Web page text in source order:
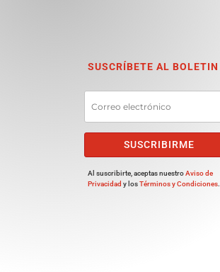
SUSCRÍBETE AL BOLETIN
SUSCRIBIRME
Al suscribirte, aceptas nuestroAviso de
Privacidad y losTérminos y Condiciones.